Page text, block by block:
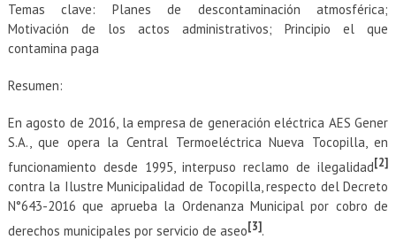
Temas clave: Planes de descontaminación atmosférica;
Motivación de los actos administrativos; Principio el que
contamina paga
Resumen:
En agosto de 2016, la empresa de generación eléctrica AES Gener
S.A., que opera la Central Termoeléctrica Nueva Tocopilla, en
funcionamiento desde 1995, interpuso reclamo de ilegalidad[2]
contra la Ilustre Municipalidad de Tocopilla, respecto del Decreto
N°643-2016 que aprueba la Ordenanza Municipal por cobro de
derechos municipales por servicio de aseo[3].